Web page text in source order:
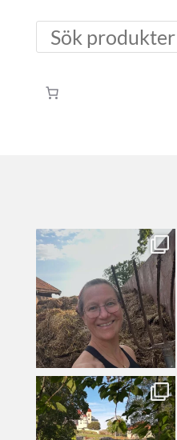
kullanslycka
kullanslycka
Jul 16